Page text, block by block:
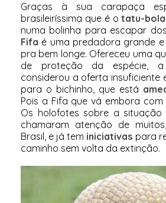
Graças à sua carapaça
brasileiríssima que é otatu-bola
numa bolinha para escapar
Fifa é uma predadora grande
pra bem longe. Ofereceu uma
de proteção da espécie, a
considerou a oferta insuficiente
para o bichinho, que está
Pois a Fifa que vá embora com
Os holofotes sobre a
chamaram atenção de
Brasil, e já tem iniciativas para
caminho sem volta da extinção.